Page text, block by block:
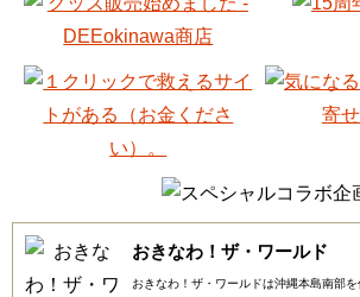
おきなわ！ザ・ワールド
おきなわ！ザ・ワールドは沖縄本島南部